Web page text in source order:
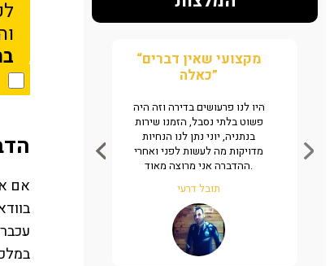
אם
מדויקות מה לעשות
תובל דרעי
המשרד, שלחנו אליכם ווצאפ לזיהוי
המענה היה ממש מהיר תוך דקות,
ראינו שמדובר במקצוענים והזמנו
מיד שירות. אין ספק שמדובר
במקצוענים שיודעים מה עושים,
רותי פינקלשטיין